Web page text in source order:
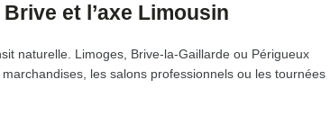
et l’axe Limousin
naturelle. Limoges, Brive-la-Gaillarde ou Périgueux
les salons professionnels ou les tournées